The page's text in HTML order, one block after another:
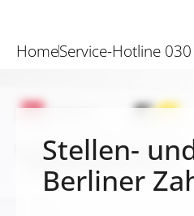
HomeService-Hotline
Stellen-
Berliner